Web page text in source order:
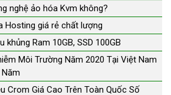
nghệ ảo hóa Kvm không?
Hosting giá rẻ chất lượng
khủng Ram 10GB, SSD 100GB
Môi Trường Năm 2020 Tại Việt Nam
Crom Giá Cao Trên Toàn Quốc Số